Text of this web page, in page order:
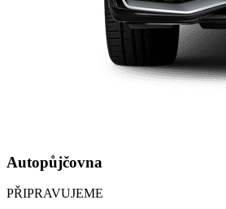
Autopůjčovna
PŘIPRAVUJEME